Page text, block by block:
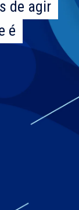
de agir
é
de agir
é